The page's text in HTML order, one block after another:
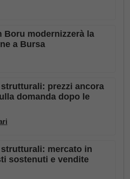
Boru modernizzerà la
a Bursa
prezzi ancora
domanda dopo le
mercato in
sostenuti e vendite